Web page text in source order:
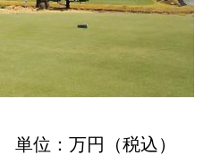
位：万円（税込）